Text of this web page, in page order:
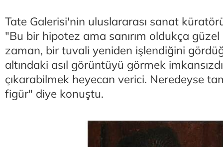
Tate Galerisi'nin uluslararası sanat
"Bu bir hipotez ama sanırım oldukça
zaman, bir tuvali yeniden işlendiğini
altındaki asıl görüntüyü görmek
çıkarabilmek heyecan verici. Neredeyse
figür" diye konuştu.